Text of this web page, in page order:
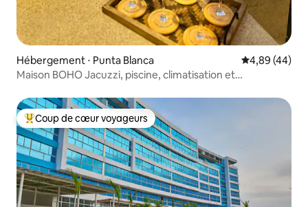
Hébergement ⋅ Punta Blanca Évaluation
4,89 (44)
Maison BOHO Jacuzzi, piscine, climatisation et
Coups de cœur voyageurs les plus appréciés
Coup de cœur voyageurs